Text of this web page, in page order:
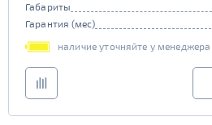
Габариты
Гарантия (мес)
наличие уточняйте у менеджера